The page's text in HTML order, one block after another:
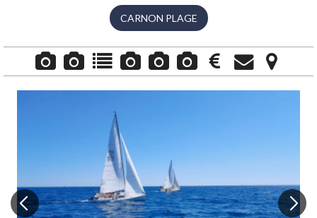
CARNON PLAGE